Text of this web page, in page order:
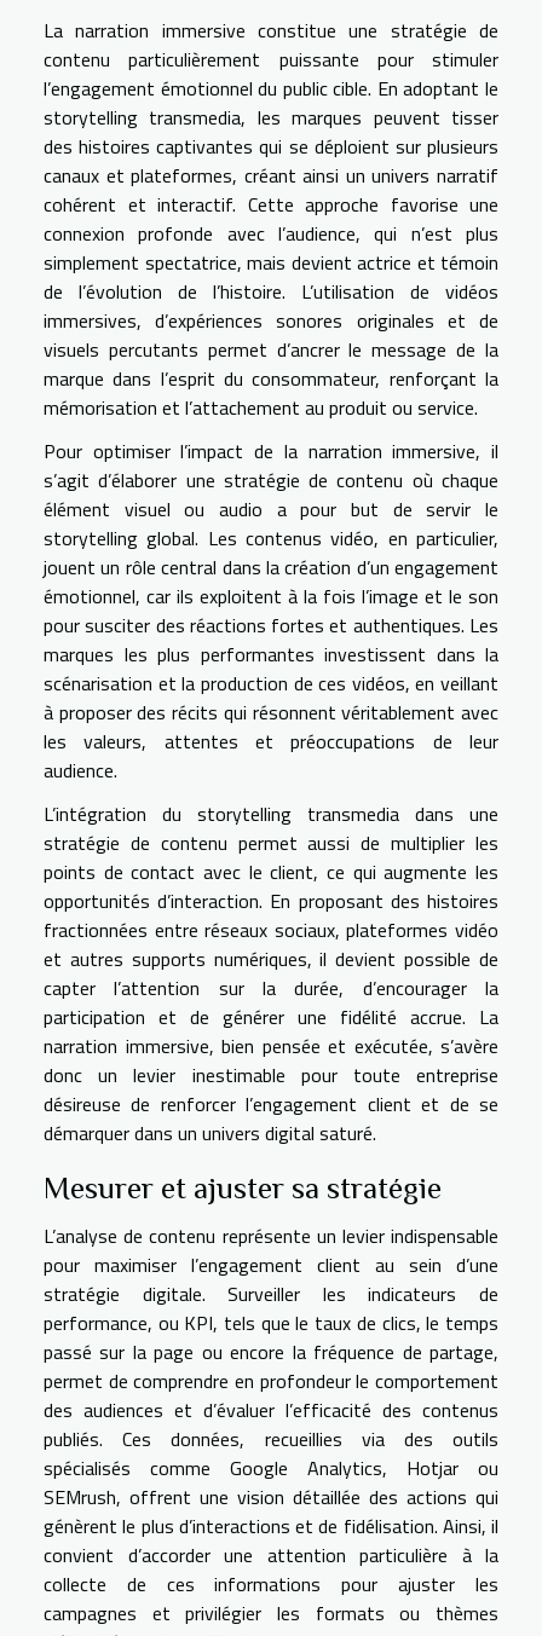
La narration immersive constitue une stratégie de
contenu particulièrement puissante pour stimuler
l’engagement émotionnel du public cible. En adoptant le
storytelling transmedia, les marques peuvent tisser
des histoires captivantes qui se déploient sur plusieurs
canaux et plateformes, créant ainsi un univers narratif
cohérent et interactif. Cette approche favorise une
connexion profonde avec l’audience, qui n’est plus
simplement spectatrice, mais devient actrice et témoin
de l’évolution de l’histoire. L’utilisation de vidéos
immersives, d’expériences sonores originales et de
visuels percutants permet d’ancrer le message de la
marque dans l’esprit du consommateur, renforçant la
mémorisation et l’attachement au produit ou service.
Pour optimiser l’impact de la narration immersive, il
s’agit d’élaborer une stratégie de contenu où chaque
élément visuel ou audio a pour but de servir le
storytelling global. Les contenus vidéo, en particulier,
jouent un rôle central dans la création d’un engagement
émotionnel, car ils exploitent à la fois l’image et le son
pour susciter des réactions fortes et authentiques. Les
marques les plus performantes investissent dans la
scénarisation et la production de ces vidéos, en veillant
à proposer des récits qui résonnent véritablement avec
les valeurs, attentes et préoccupations de leur
audience.
L’intégration du storytelling transmedia dans une
stratégie de contenu permet aussi de multiplier les
points de contact avec le client, ce qui augmente les
opportunités d’interaction. En proposant des histoires
fractionnées entre réseaux sociaux, plateformes vidéo
et autres supports numériques, il devient possible de
capter l’attention sur la durée, d’encourager la
participation et de générer une fidélité accrue. La
narration immersive, bien pensée et exécutée, s’avère
donc un levier inestimable pour toute entreprise
désireuse de renforcer l’engagement client et de se
démarquer dans un univers digital saturé.
Mesurer et ajuster sa stratégie
L’analyse de contenu représente un levier indispensable
pour maximiser l’engagement client au sein d’une
stratégie digitale. Surveiller les indicateurs de
performance, ou KPI, tels que le taux de clics, le temps
passé sur la page ou encore la fréquence de partage,
permet de comprendre en profondeur le comportement
des audiences et d’évaluer l’efficacité des contenus
publiés. Ces données, recueillies via des outils
spécialisés comme Google Analytics, Hotjar ou
SEMrush, offrent une vision détaillée des actions qui
génèrent le plus d’interactions et de fidélisation. Ainsi, il
convient d’accorder une attention particulière à la
collecte de ces informations pour ajuster les
campagnes et privilégier les formats ou thèmes